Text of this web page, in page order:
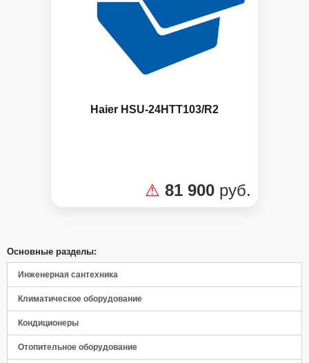
Haier HSU-24HTT103/R2
⚠ 81 900 руб.
Основные разделы:
Инженерная сантехника
Климатическое оборудование
Кондиционеры
Отопительное оборудование